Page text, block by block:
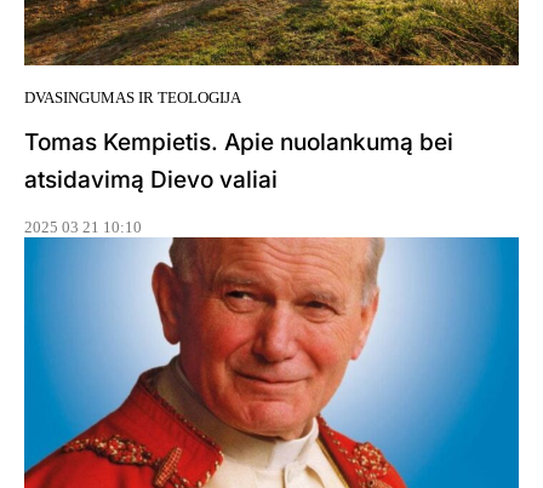
DVASINGUMAS IR TEOLOGIJA
Tomas Kempietis. Apie nuolankumą bei
atsidavimą Dievo valiai
2025 03 21 10:10